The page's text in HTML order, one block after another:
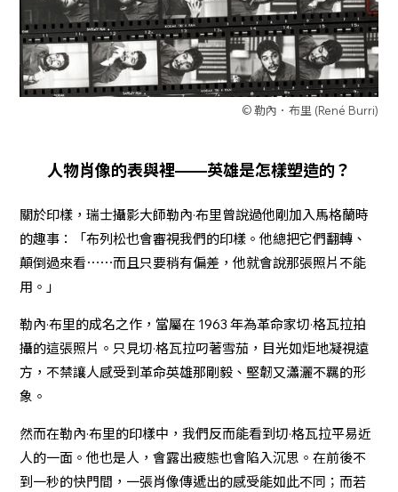
© 勒內．布里 (René Burri)
人物肖像的表與裡——英雄是怎樣塑造的？
關於印樣，瑞士攝影大師勒內·布里曾說過他剛加入馬格蘭時
的趣事：「布列松也會審視我們的印樣。他總把它們翻轉、
顛倒過來看⋯⋯而且只要稍有偏差，他就會說那張照片不能
用。」
勒內·布里的成名之作，當屬在 1963 年為革命家切·格瓦拉拍
攝的這張照片。只見切·格瓦拉叼著雪茄，目光如炬地凝視遠
方，不禁讓人感受到革命英雄那剛毅、堅韌又瀟灑不羈的形
象。
然而在勒內·布里的印樣中，我們反而能看到切·格瓦拉平易近
人的一面。他也是人，會露出疲態也會陷入沉思。在前後不
到一秒的快門間，一張肖像傳遞出的感受能如此不同；而若